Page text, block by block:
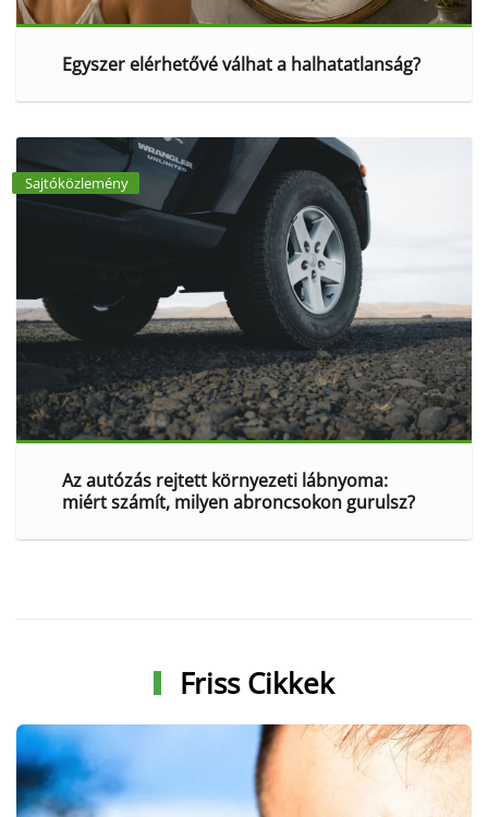
Egyszer elérhetővé válhat a halhatatlanság?
Sajtóközlemény
Az autózás rejtett környezeti lábnyoma:
miért számít, milyen abroncsokon gurulsz?
Friss Cikkek